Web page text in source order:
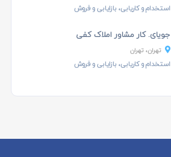
استخدام و کاریابی، بازایابی و فروش
جویای. کار مشاور املاک کفی
تهران، تهران
استخدام و کاریابی، بازایابی و فروش